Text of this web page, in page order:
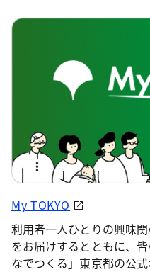
My TOKYO
利用者一人ひとりの興味
をお届けするとともに、
なでつくる」東京都の公式